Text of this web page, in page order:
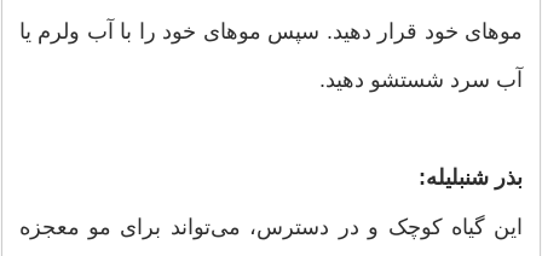
موهای خود قرار دهید. سپس موهای خود را با آب ولرم یا
آب سرد شستشو دهید.
بذر شنبلیله:
این گیاه کوچک و در دسترس، می­‌تواند برای مو معجزه